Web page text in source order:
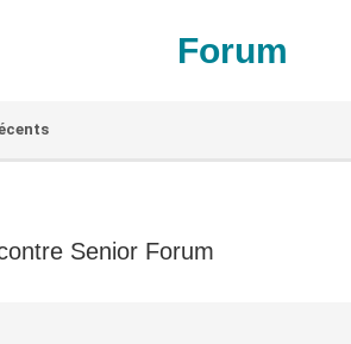
Forum
Senior Forum